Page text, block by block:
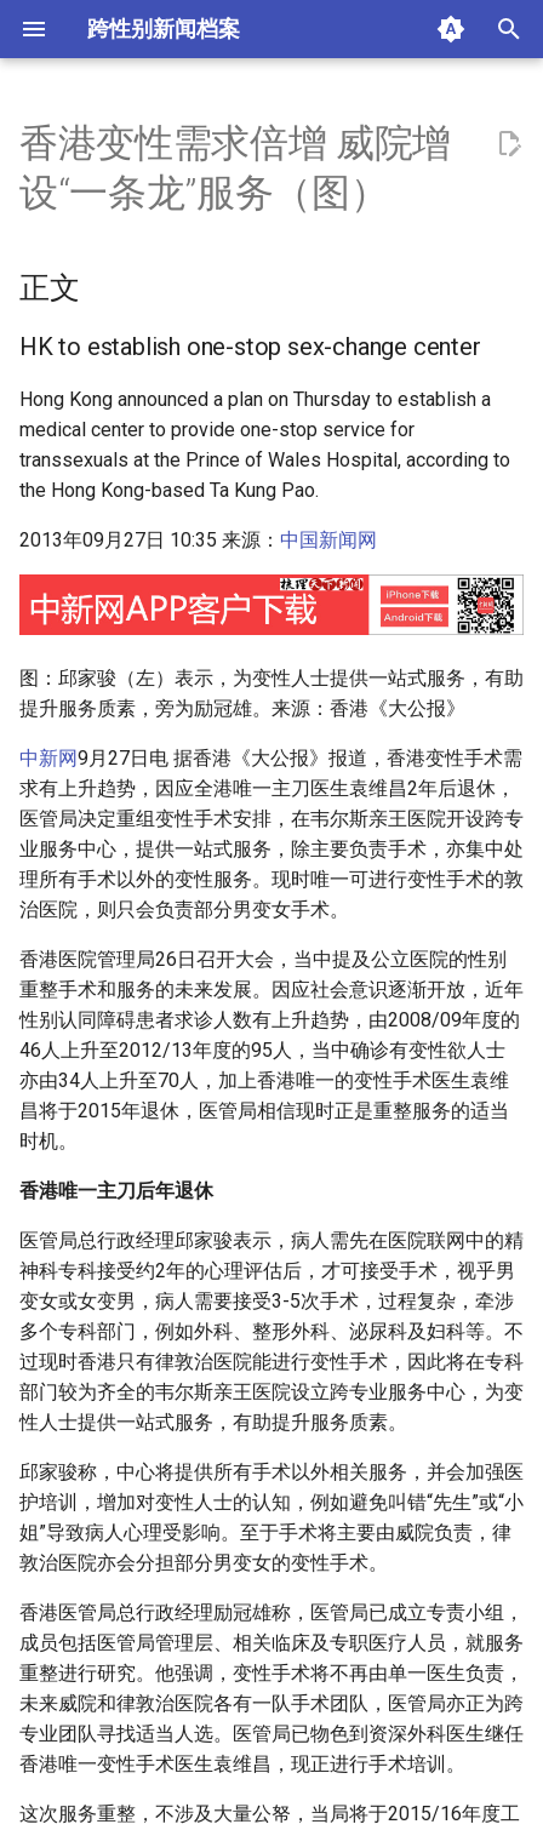
跨性别新闻档案
n
a
l
z
i
a
h
正文
Metadata]
香港变性需求倍增 威院增
设“一条龙”服务（图）
正文
HK to establish one-stop sex-change center
Hong Kong announced a plan on Thursday to establish a
medical center to provide one-stop service for
transsexuals at the Prince of Wales Hospital, according to
the Hong Kong-based Ta Kung Pao.
2013年09月27日 10:35 来源： 中国新闻网
图：邱家骏（左）表示，为变性人士提供一站式服务，有助
提升服务质素，旁为励冠雄。来源：香港《大公报》
中新网9月27日电 据香港《大公报》报道，香港变性手术需
求有上升趋势，因应全港唯一主刀医生袁维昌2年后退休，
医管局决定重组变性手术安排，在韦尔斯亲王医院开设跨专
业服务中心，提供一站式服务，除主要负责手术，亦集中处
理所有手术以外的变性服务。现时唯一可进行变性手术的敦
治医院，则只会负责部分男变女手术。
香港医院管理局26日召开大会，当中提及公立医院的性别
重整手术和服务的未来发展。因应社会意识逐渐开放，近年
性别认同障碍患者求诊人数有上升趋势，由2008/09年度的
46人上升至2012/13年度的95人，当中确诊有变性欲人士
亦由34人上升至70人，加上香港唯一的变性手术医生袁维
昌将于2015年退休，医管局相信现时正是重整服务的适当
时机。
香港唯一主刀后年退休
医管局总行政经理邱家骏表示，病人需先在医院联网中的精
神科专科接受约2年的心理评估后，才可接受手术，视乎男
变女或女变男，病人需要接受3-5次手术，过程复杂，牵涉
多个专科部门，例如外科、整形外科、泌尿科及妇科等。不
过现时香港只有律敦治医院能进行变性手术，因此将在专科
部门较为齐全的韦尔斯亲王医院设立跨专业服务中心，为变
性人士提供一站式服务，有助提升服务质素。
邱家骏称，中心将提供所有手术以外相关服务，并会加强医
护培训，增加对变性人士的认知，例如避免叫错“先生”或“小
姐”导致病人心理受影响。至于手术将主要由威院负责，律
敦治医院亦会分担部分男变女的变性手术。
香港医管局总行政经理励冠雄称，医管局已成立专责小组，
成员包括医管局管理层、相关临床及专职医疗人员，就服务
重整进行研究。他强调，变性手术将不再由单一医生负责，
未来威院和律敦治医院各有一队手术团队，医管局亦正为跨
专业团队寻找适当人选。医管局已物色到资深外科医生继任
香港唯一变性手术医生袁维昌，现正进行手术培训。
这次服务重整，不涉及大量公帑，当局将于2015/16年度工